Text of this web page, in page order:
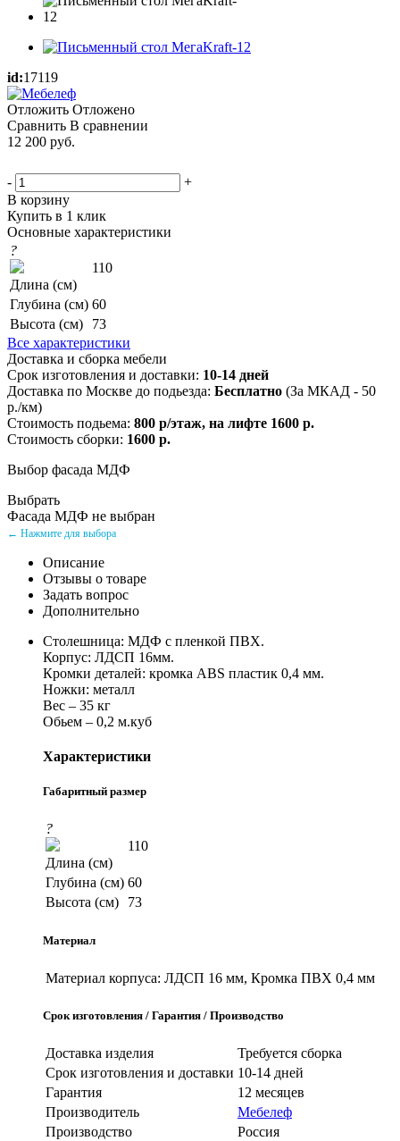
id:17119
Отложить Отложено
Сравнить В сравнении
12 200 руб.
-
+
В корзину
Купить в 1 клик
Основные характеристики
?
Длина (см)
110
Глубина (см) 60
Высота (см)
73
Все характеристики
Доставка и сборка мебели
Срок изготовления и доставки: 10-14 дней
Доставка по Москве до подьезда: Бесплатно (За МКАД - 50
р./км)
Стоимость подьема: 800 р/этаж, на лифте 1600 р.
Стоимость сборки: 1600 р.
Выбор фасада МДФ
Выбрать
Фасада МДФ не выбран
← Нажмите для выбора
Описание
Отзывы о товаре
Задать вопрос
Дополнительно
Столешница: МДФ с пленкой ПВХ.
Корпус: ЛДСП 16мм.
Кромки деталей: кромка ABS пластик 0,4 мм.
Ножки: металл
Вес – 35 кг
Обьем – 0,2 м.куб
Характеристики
Габаритный размер
?
Длина (см)
110
Глубина (см) 60
Высота (см)
73
Материал
Материал корпуса: ЛДСП 16 мм, Кромка ПВХ 0,4 мм
Срок изготовления / Гарантия / Производство
Доставка изделия
Требуется сборка
Срок изготовления и доставки 10-14 дней
Гарантия
12 месяцев
Производитель
Мебелеф
Производство
Россия